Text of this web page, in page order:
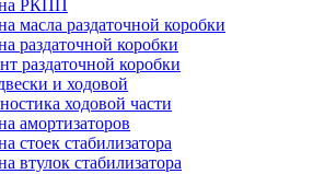
РКПП
масла раздаточной коробки
раздаточной коробки
раздаточной коробки
и ходовой
ходовой части
амортизаторов
стоек стабилизатора
втулок стабилизатора